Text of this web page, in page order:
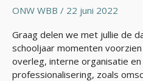
ONW WBB / 22 juni 2022
Graag delen we met jullie de
schooljaar momenten
overleg, interne organisatie
professionalisering, zoals